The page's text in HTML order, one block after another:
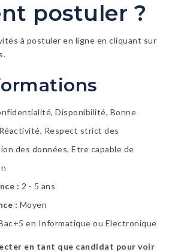
postuler ?
à postuler en ligne en cliquant sur
Disponibilité, Bonne
Respect strict des
des données, Etre capable de
2 - 5 ans
Moyen
en Informatique ou Electronique
en tant que candidat pour voir